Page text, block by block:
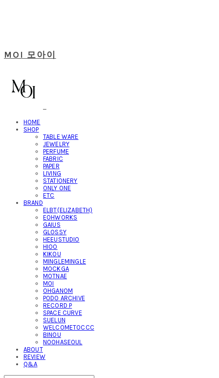
MOI 모아이
HOME
SHOP
TABLE WARE
JEWELRY
PERFUME
FABRIC
PAPER
LIVING
STATIONERY
ONLY ONE
ETC
BRAND
ELBT(ELIZABETH)
EOHWORKS
GAIUS
GLOSSY
HEEUSTUDIO
HIOO
KIKOU
MINGLEMINGLE
MOCKGA
MOTNAE
MOI
OHGANOM
PODO ARCHIVE
RECORD P
SPACE CURVE
SUELUN
WELCOMETOCCC
BINOU
NOOHASEOUL
ABOUT
REVIEW
Q&A